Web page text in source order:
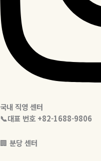
국내 직영 센터
📞대표 번호 +82-1688-9806
🏢 분당 센터